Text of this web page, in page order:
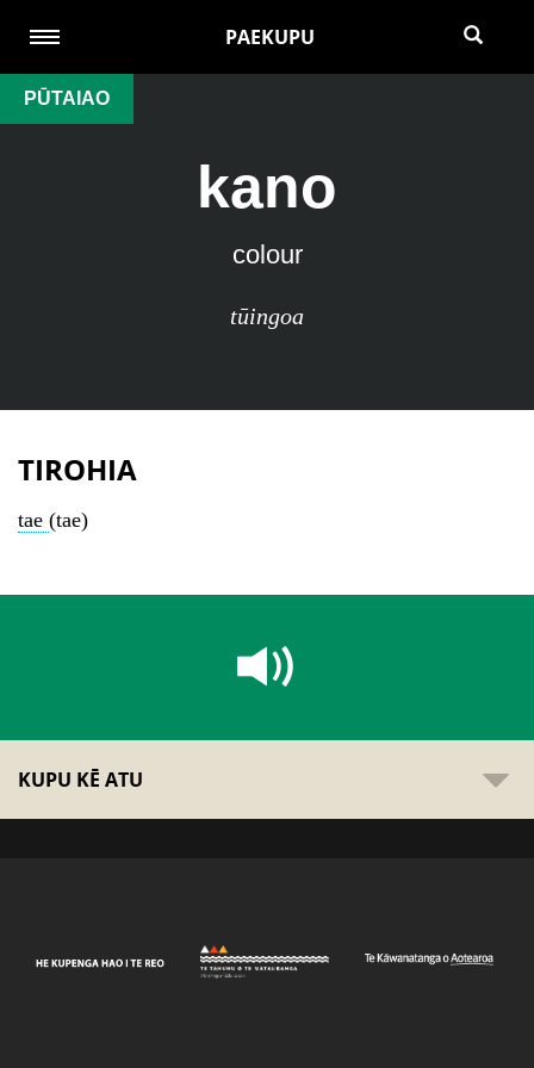
PAEKUPU
PŪTAIAO
kano
colour
tūingoa
TIROHIA
tae (tae)
KUPU KĒ ATU